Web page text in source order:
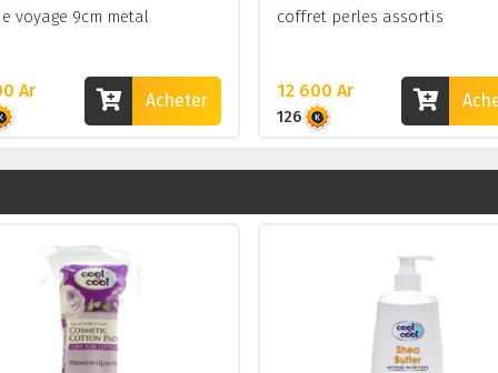
voyage 9cm metal
Ar Acheter
coffret perles assortis
126
12 600 Ar